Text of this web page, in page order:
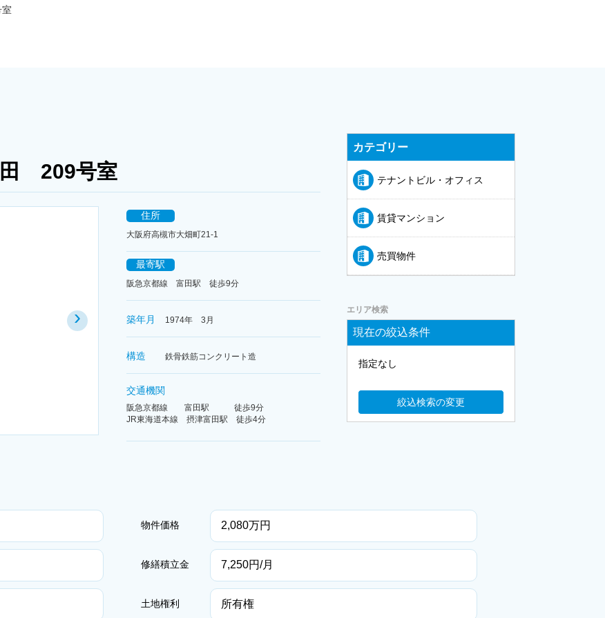
田 209号室
›
住所
大阪府高槻市大畑町21-1
最寄駅
阪急京都線 富田駅 徒歩9分
築年月 1974年 3月
構造 鉄骨鉄筋コンクリート造
交通機関
阪急京都線 富田駅 徒歩9分
JR東海道本線 摂津富田駅 徒歩4分
カテゴリー
テナントビル・オフィス
賃貸マンション
売買物件
エリア検索
現在の絞込条件
指定なし
絞込検索の変更
物件価格 2,080万円
修繕積立金 7,250円/月
土地権利 所有権